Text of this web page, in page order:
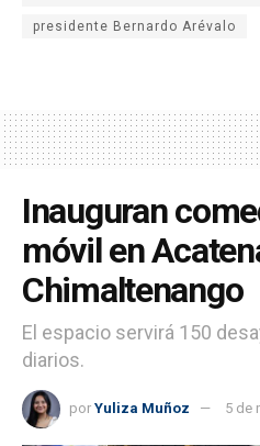
presidente Bernardo Arévalo
Inauguran
móvil en
Chimaltenango
El espacio servirá 150
diarios.
por Yuliza Muñoz 5 de